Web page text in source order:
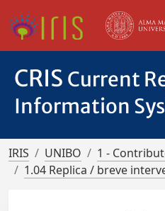
CRIS Current
Information
IRIS UNIBO
1 -
1.04 Replica / breve